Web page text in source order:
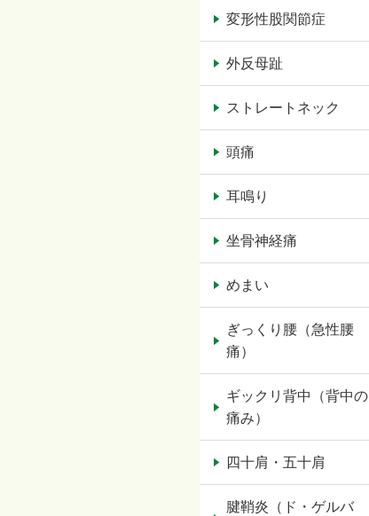
変形性股関節症
外反母趾
ストレートネック
頭痛
耳鳴り
坐骨神経痛
めまい
ぎっくり腰（急性腰
痛）
ギックリ背中（背中の
痛み）
四十肩・五十肩
腱鞘炎（ド・ゲルバ